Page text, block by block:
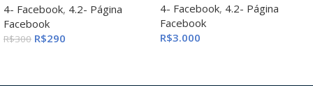
4- Facebook, 4.2- Página
Facebook
R$300 R$290
4- Facebook, 4.2- Página
Facebook
R$3.000